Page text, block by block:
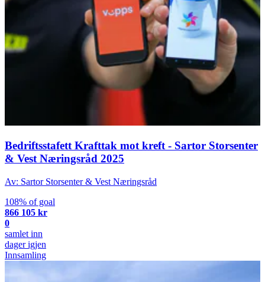
Bedriftsstafett Krafttak mot kreft - Sartor Storsenter
& Vest Næringsråd 2025
Av: Sartor Storsenter & Vest Næringsråd
108% of goal
866 105 kr
0
samlet inn
dager igjen
Innsamling